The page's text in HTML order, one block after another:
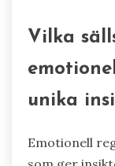
och
positiv